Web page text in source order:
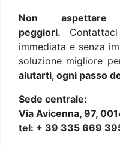
Non
peggiori.
immediata e senza
soluzione migliore
aiutarti, ogni passo
Sede centrale:
Via Avicenna, 97,
tel: + 39 335 669